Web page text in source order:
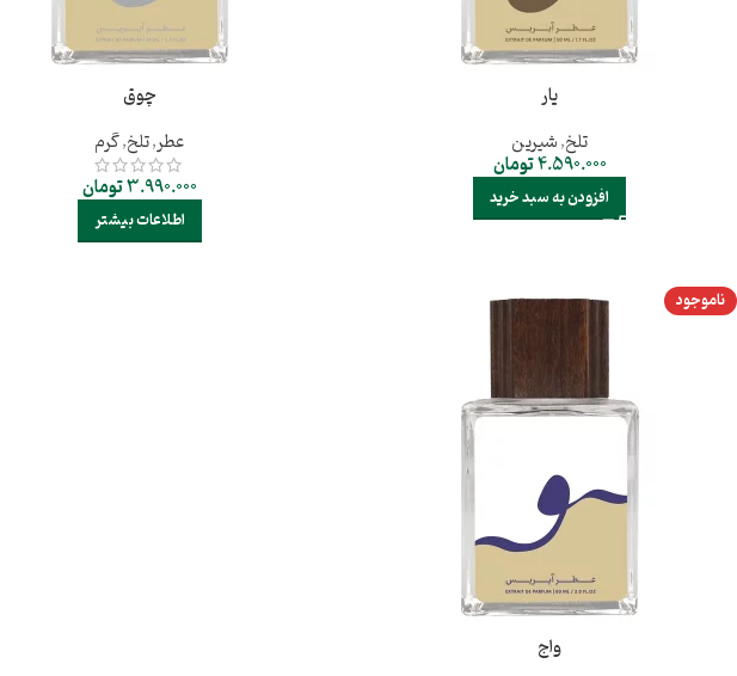
یار
تلخ,شیرین
4.590.000تومان
افزودن به سبد خرید
چوق
عطر,تلخ,گرم
3.990.000تومان
اطلاعات بیشتر
ناموجود
واج